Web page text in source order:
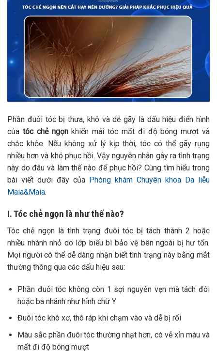
Phần đuôi tóc bị thưa, khô và dễ gãy là dấu hiệu điển hình
của tóc chẻ ngọnkhiến mái tóc mất đi độ bóng mượt và
chắc khỏe. Nếu không xử lý kịp thời, tóc có thể gãy rụng
nhiều hơn và khó phục hồi. Vậy nguyên nhân gây ra tình trạng
này do đâu và làm thế nào để phục hồi? Cùng tìm hiểu trong
bài viết dưới đây của Phòng khám Chuyên khoa Da liễu
Maia&Maia.
I. Tóc chẻ ngọn là như thế nào?
Tóc chẻ ngọn là tình trạng đuôi tóc bị tách thành 2 hoặc
nhiều nhánh nhỏ do lớp biểu bì bảo vệ bên ngoài bị hư tổn.
Mọi người có thể dễ dàng nhận biết tình trạng này bằng mắt
thường thông qua các dấu hiệu sau:
Phần đuôi tóc không còn 1 sợi nguyên vẹn mà tách đôi
hoặc ba nhánh như hình chữ Y
Đuôi tóc khô xơ, thô ráp khi chạm vào và dễ bị rối
Màu sắc phần đuôi tóc thường nhạt hơn, có vẻ xỉn màu và
mất đi độ bóng mượt